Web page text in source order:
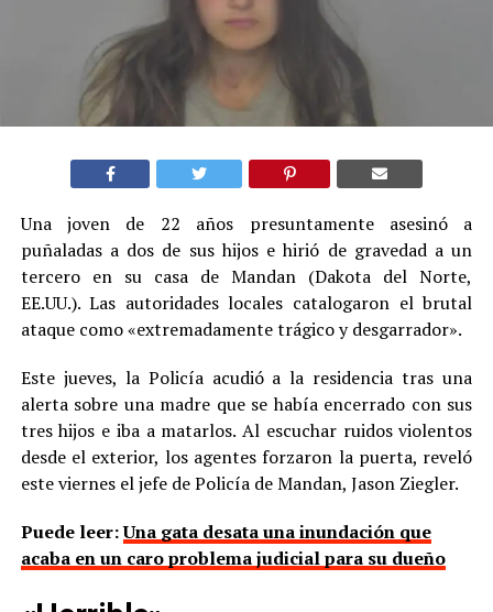
Una joven de 22 años presuntamente asesinó a
puñaladas a dos de sus hijos e hirió de gravedad a un
tercero en su casa de Mandan (Dakota del Norte,
EE.UU.). Las autoridades locales catalogaron el brutal
ataque como «extremadamente trágico y desgarrador».
Este jueves, la Policía acudió a la residencia tras una
alerta sobre una madre que se había encerrado con sus
tres hijos e iba a matarlos. Al escuchar ruidos violentos
desde el exterior, los agentes forzaron la puerta, reveló
este viernes el jefe de Policía de Mandan, Jason Ziegler.
Puede leer:Una gata desata una inundación que
acaba en un caro problema judicial para su dueño